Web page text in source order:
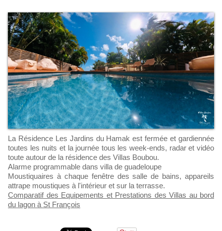
La Résidence Les Jardins du Hamak est fermée et gardiennée
toutes les nuits et la journée tous les week-ends, radar et vidéo
toute autour de la résidence des Villas Boubou.
Alarme programmable dans villa de guadeloupe
Moustiquaires à chaque fenêtre des salle de bains, appareils
attrape moustiques à l'intérieur et sur la terrasse.
Comparatif des Equipements et Prestations des Villas au bord
du lagon à St François